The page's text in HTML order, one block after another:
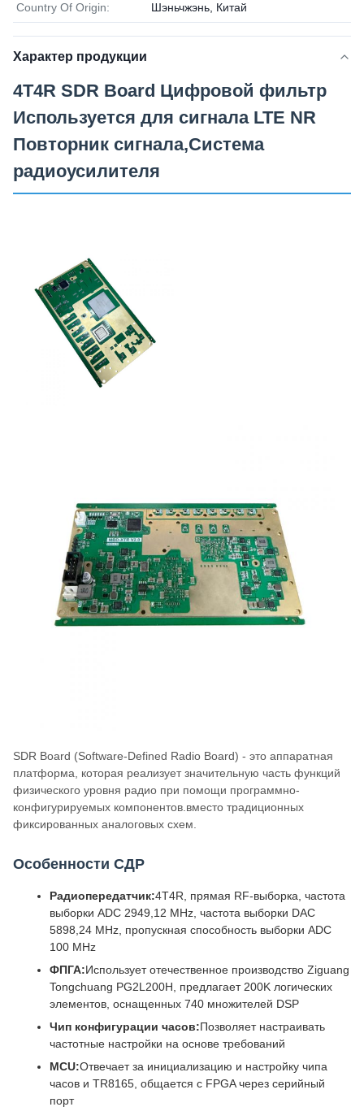
Country Of Origin: Шэньчжэнь, Китай
Характер продукции
4T4R SDR Board Цифровой фильтр
Используется для сигнала LTE NR
Повторник сигнала,Система
радиоусилителя
SDR Board (Software-Defined Radio Board) - это аппаратная
платформа, которая реализует значительную часть функций
физического уровня радио при помощи программно-
конфигурируемых компонентов.вместо традиционных
фиксированных аналоговых схем.
Особенности СДР
Радиопередатчик:4T4R, прямая RF-выборка, частота
выборки ADC 2949,12 MHz, частота выборки DAC
5898,24 MHz, пропускная способность выборки ADC
100 MHz
ФПГА:Использует отечественное производство Ziguang
Tongchuang PG2L200H, предлагает 200K логических
элементов, оснащенных 740 множителей DSP
Чип конфигурации часов:Позволяет настраивать
частотные настройки на основе требований
MCU:Отвечает за инициализацию и настройку чипа
часов и TR8165, общается с FPGA через серийный
порт